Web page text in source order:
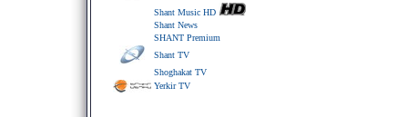
Shant Music HD
Shant News
SHANT Premium
Shant TV
Shoghakat TV
Yerkir TV